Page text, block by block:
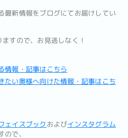
最新情報をブログにてお届けしてい
すので、お見逃しなく！
情報・記事はこちら
たい奥様へ向けた情報・記事はこち
ェイスブックおよびインスタグラム
で、